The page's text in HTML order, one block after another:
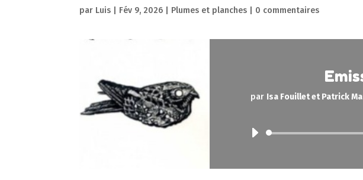
par Luis Fév 9, 2026 Plumes et planches 0 commentaires
par Isa Fouillet et Patrick